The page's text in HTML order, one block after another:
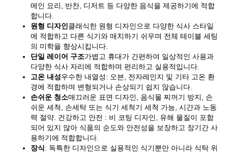
메인 요리, 반찬, 디저트 등 다양한 음식을 제공하기에 적합
합니다.
원형 디자인 클래식한 원형 디자인으로 다양한 식사 스타일
에 적합하고 다른 식기와 매치하기 쉬우며 전체 테이블 세팅
의 미학을 향상시킵니다.
단일 레이어 구조가볍고 휴대가 간편하여 일상적인 사용과
다양한 식사 자리에 적합하며 편리하고 실용적입니다.
고온 내성우수한 내열성: 오븐, 전자레인지 및 기타 고온 환
경에 적합하며 변형되거나 손상되기 쉽지 않습니다.
손쉬운 청소매끄러운 표면 디자인, 음식물 찌꺼기 방지, 손
쉬운 세척, 손세탁 또는 식기 세척기 세척 가능, 시간과 노동
력 절약. 건강하고 안전 : 비 코팅 디자인, 유해 물질이 포함
되어 있지 않아 식품의 순도와 안전성을 보장하고 장기간 사
용하기에 적합합니다.
장식: 독특한 디자인으로 실용적인 식기뿐만 아니라 식탁 위